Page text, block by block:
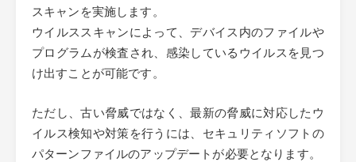
スキャンを実施します。
ウイルススキャンによって、デバイス内のファイルや
プログラムが検査され、感染しているウイルスを見つ
け出すことが可能です。
ただし、古い脅威ではなく、最新の脅威に対応したウ
イルス検知や対策を行うには、セキュリティソフトの
パターンファイルのアップデートが必要となります。